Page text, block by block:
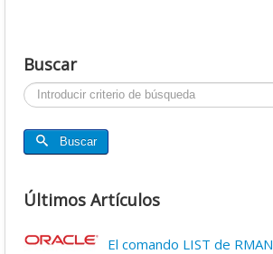
Buscar
Buscar...
Buscar
Últimos Artículos
El comando LIST de RMAN